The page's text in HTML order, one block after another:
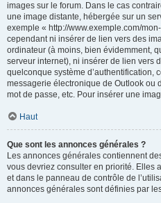
images sur le forum. Dans le cas
une image distante, hébergée sur un
exemple « http://www.exemple.com/
cependant ni insérer de lien vers des
ordinateur (à moins, bien évidemment,
serveur internet), ni insérer de lien vers
quelconque système d’authentification,
messagerie électronique de Outlook ou
mot de passe, etc. Pour insérer une
Haut
Que sont les annonces générales ?
Les annonces générales contiennent
vous devriez consulter en priorité. Elles
et dans le panneau de contrôle de
annonces générales sont définies par